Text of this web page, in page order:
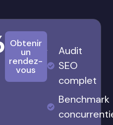
Obtenir
un
rendez-
vous
Audit
SEO
complet
Benchmark